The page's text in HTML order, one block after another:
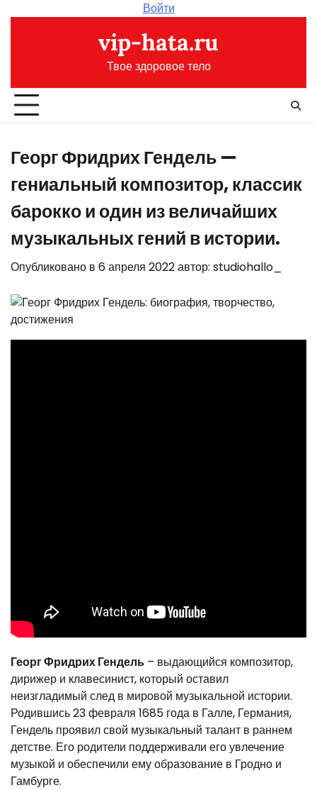
Войти
vip-hata.ru
Твое здоровое тело
Георг Фридрих Гендель —
гениальный композитор, классик
барокко и один из величайших
музыкальных гений в истории.
Опубликовано в 6 апреля 2022автор: studiohallo_
Георг Фридрих Гендель – выдающийся композитор,
дирижер и клавесинист, который оставил
неизгладимый след в мировой музыкальной истории.
Родившись 23 февраля 1685 года в Галле, Германия,
Гендель проявил свой музыкальный талант в раннем
детстве. Его родители поддерживали его увлечение
музыкой и обеспечили ему образование в Гродно и
Гамбурге.